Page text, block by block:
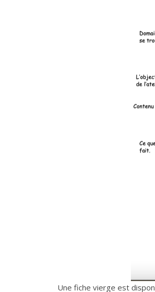
Une fiche vierge est